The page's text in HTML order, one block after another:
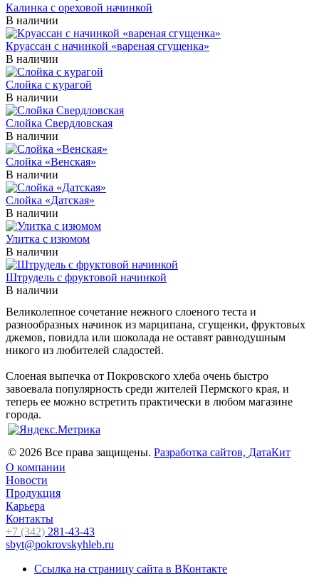
Калинка с ореховой начинкой
В наличии
Круассан с начинкой «вареная сгущенка»
В наличии
Слойка с курагой
В наличии
Слойка Свердловская
В наличии
Слойка «Венская»
В наличии
Слойка «Датская»
В наличии
Улитка с изюмом
В наличии
Штрудель с фруктовой начинкой
В наличии
Великолепное сочетание нежного слоеного теста и
разнообразных начинок из марципана, сгущенки, фруктовых
джемов, повидла или шоколада не оставят равнодушным
никого из любителей сладостей.
Слоеная выпечка от Покровского хлеба очень быстро
завоевала популярность среди жителей Пермского края, и
теперь ее можно встретить практически в любом магазине
города.
© 2026 Все права защищены. Разработка сайтов, ДатаКит
О компании
Новости
Продукция
Карьера
Контакты
+7 (342) 281-43-43
sbyt@pokrovskyhleb.ru
Ссылка на страницу сайта в ВКонтакте